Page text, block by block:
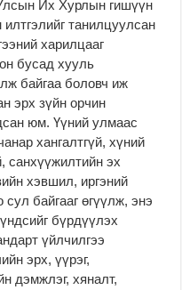
Их Хурлын гишүүн
танилцуулсан
харилцааг
бусад хууль
байгаа боловч иж
эрх зүйн орчин
юм. Үүний улмаас
хангалтгүй, хүний
санхүүжилтийн эх
хэвшил, иргэний
байгааг өгүүлж, энэ
бүрдүүлэх
үйлчилгээ
эрх, үүрэг,
дэмжлэг, хяналт,